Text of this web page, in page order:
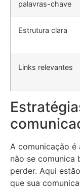
palavras-chave
Estrutura clara
Links relevantes
A comunicação é
não se comunica
perder. Aqui
que sua